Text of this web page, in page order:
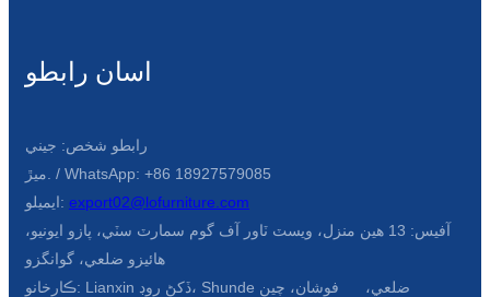
اسان رابطو
رابطو شخص: جيني
ميڙ. / WhatsApp: +86 18927579085
ايميلو: export02@lofurniture.com
آفيس: 13 هين منزل، ويسٽ ٽاور آف گوم سمارٽ سٽي، پازو ايونيو،
هائيزو ضلعي، گوانگزو
ڪارخانو: Lianxin ڏکڻ روڊ، Shunde ضلعي، فوشان، چين